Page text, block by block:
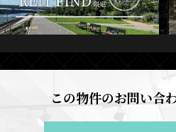
この物件のお問い合